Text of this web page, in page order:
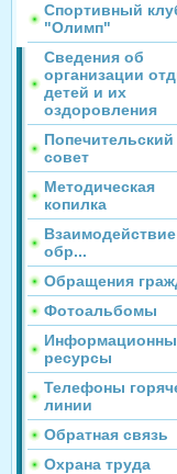
Спортивный
"Олимп"
Сведения об
организации
детей и их
оздоровления
Попечительский
совет
Методическая
копилка
обр...
Обращения
Фотоальбомы
ресурсы
Телефоны
линии
Обратная связь
Охрана труда